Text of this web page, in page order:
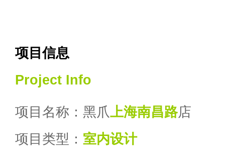
项目信息
Project Info
项目名称：黑爪上海南昌路店
项目类型： 室内设计